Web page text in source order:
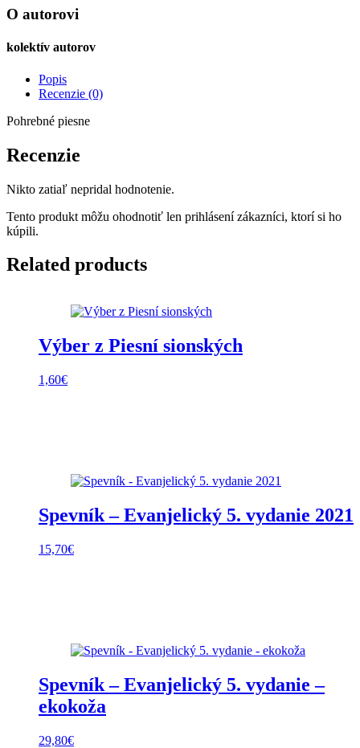
O autorovi
kolektív autorov
Popis
Recenzie (0)
Pohrebné piesne
Recenzie
Nikto zatiaľ nepridal hodnotenie.
Tento produkt môžu ohodnotiť len prihlásení zákazníci, ktorí si ho
kúpili.
Related products
Výber z Piesní sionských
1,60€
Spevník – Evanjelický 5. vydanie 2021
15,70€
Spevník – Evanjelický 5. vydanie –
ekokoža
29,80€